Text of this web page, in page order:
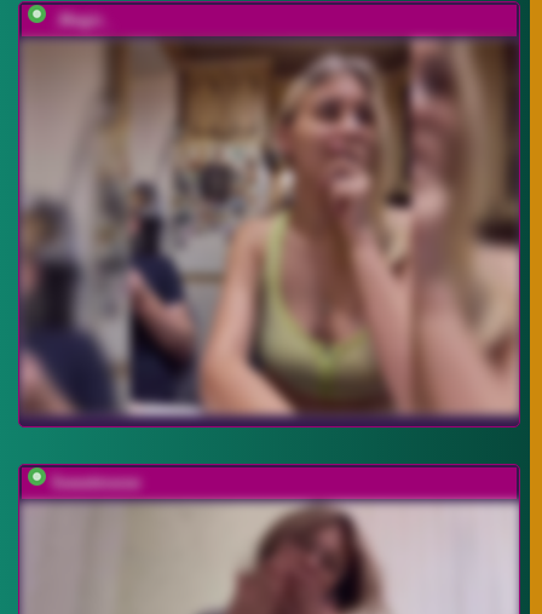
_Magic_
Sweetmeow